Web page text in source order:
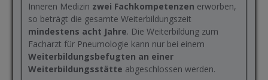
Inneren Medizin zwei Fachkompetenzen erworben,
so beträgt die gesamte Weiterbildungszeit
mindestens acht Jahre. Die Weiterbildung zum
Facharzt für Pneumologie kann nur bei einem
Weiterbildungsbefugten an einer
Weiterbildungsstätte abgeschlossen werden.